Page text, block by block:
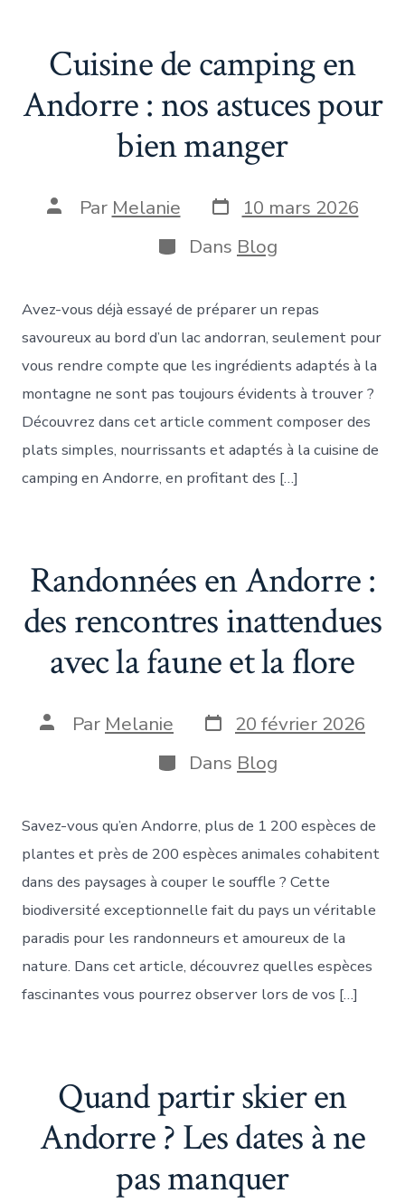
Cuisine de camping en
Andorre : nos astuces pour
bien manger
Auteur
Par Melanie Date
de
publication
10 mars 2026
Catégories
Dans Blog
Avez-vous déjà essayé de préparer un repas
savoureux au bord d’un lac andorran, seulement pour
vous rendre compte que les ingrédients adaptés à la
montagne ne sont pas toujours évidents à trouver ?
Découvrez dans cet article comment composer des
plats simples, nourrissants et adaptés à la cuisine de
camping en Andorre, en profitant des […]
Randonnées en Andorre :
des rencontres inattendues
avec la faune et la flore
Auteur
Par Melanie Date
de
publication
20 février 2026
Catégories
Dans Blog
Savez-vous qu’en Andorre, plus de 1 200 espèces de
plantes et près de 200 espèces animales cohabitent
dans des paysages à couper le souffle ? Cette
biodiversité exceptionnelle fait du pays un véritable
paradis pour les randonneurs et amoureux de la
nature. Dans cet article, découvrez quelles espèces
fascinantes vous pourrez observer lors de vos […]
Quand partir skier en
Andorre ? Les dates à ne
pas manquer